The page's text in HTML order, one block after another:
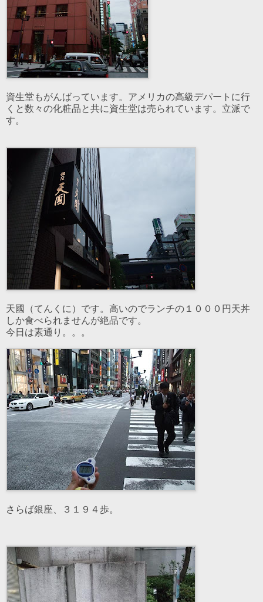
資生堂もがんばっています。アメリカの高級デパートに行
くと数々の化粧品と共に資生堂は売られています。立派で
す。
天國（てんくに）です。高いのでランチの１０００円天丼
しか食べられませんが絶品です。
今日は素通り。。。
さらば銀座、３１９４歩。